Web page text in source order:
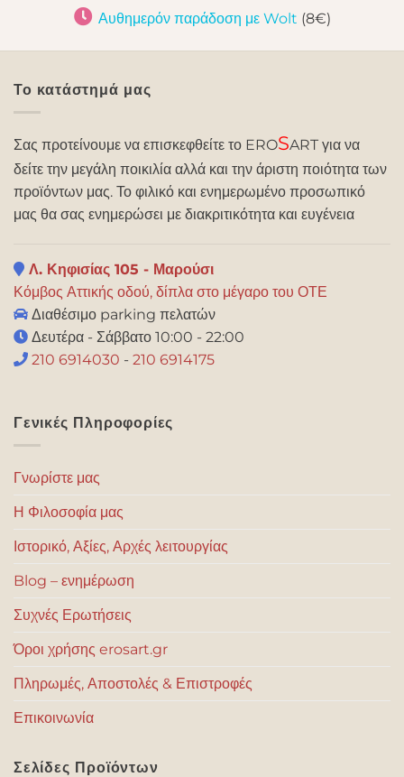
Αυθημερόν παράδοση με Wolt (8€)
Το κατάστημά μας
Σας προτείνουμε να επισκεφθείτε το EROSART για να
δείτε την μεγάλη ποικιλία αλλά και την άριστη ποιότητα των
προϊόντων μας. Το φιλικό και ενημερωμένο προσωπικό
μας θα σας ενημερώσει με διακριτικότητα και ευγένεια
Λ. Κηφισίας 105 - Μαρούσι
Κόμβος Αττικής οδού, δίπλα στο μέγαρο του ΟΤΕ
Διαθέσιμο parking πελατών
Δευτέρα - Σάββατο 10:00 - 22:00
210 6914030 - 210 6914175
Γενικές Πληροφορίες
Γνωρίστε μας
Η Φιλοσοφία μας
Ιστορικό, Αξίες, Αρχές λειτουργίας
Blog – ενημέρωση
Συχνές Ερωτήσεις
Όροι χρήσης erosart.gr
Πληρωμές, Αποστολές & Επιστροφές
Επικοινωνία
Σελίδες Προϊόντων